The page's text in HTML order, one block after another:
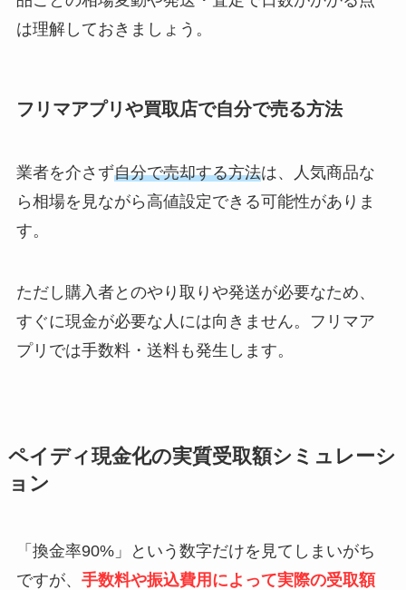
は理解しておきましょう。
フリマアプリや買取店で自分で売る方法
業者を介さず自分で売却する方法は、人気商品な
ら相場を見ながら高値設定できる可能性がありま
す。
ただし購入者とのやり取りや発送が必要なため、
すぐに現金が必要な人には向きません。フリマア
プリでは手数料・送料も発生します。
ペイディ現金化の実質受取額シミュレーシ
ョン
「換金率90%」という数字だけを見てしまいがち
ですが、 手数料や振込費用によって実際の受取額